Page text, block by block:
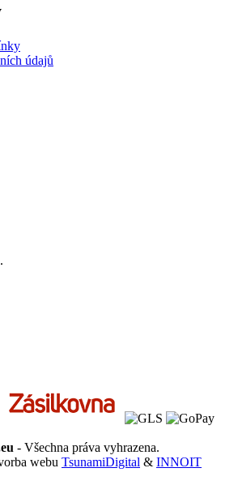
údajů
- Všechna práva vyhrazena.
webu TsunamiDigital & INNOIT